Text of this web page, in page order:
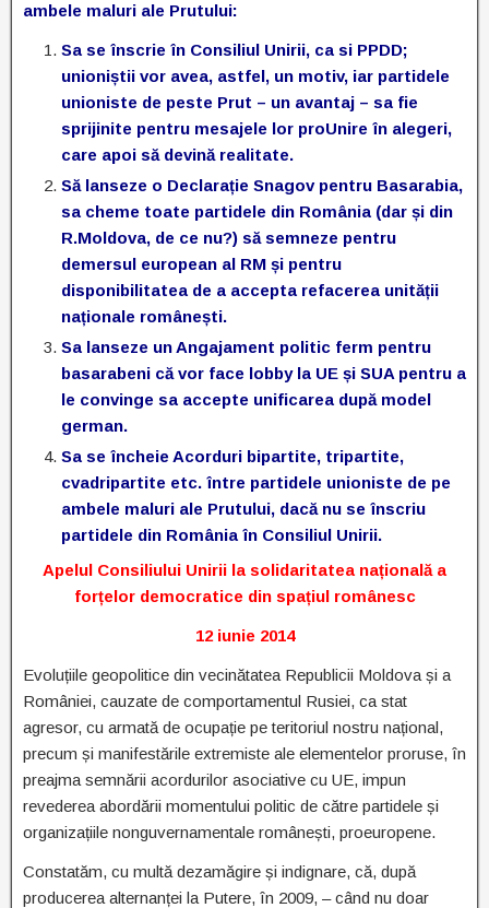
ambele maluri ale Prutului:
Sa se înscrie în Consiliul Unirii, ca si PPDD;
unioniștii vor avea, astfel, un motiv, iar partidele
unioniste de peste Prut – un avantaj – sa fie
sprijinite pentru mesajele lor proUnire în alegeri,
care apoi să devină realitate.
Să lanseze o Declarație Snagov pentru Basarabia,
sa cheme toate partidele din România (dar și din
R.Moldova, de ce nu?) să semneze pentru
demersul european al RM și pentru
disponibilitatea de a accepta refacerea unității
naționale românești.
Sa lanseze un Angajament politic ferm pentru
basarabeni că vor face lobby la UE și SUA pentru a
le convinge sa accepte unificarea după model
german.
Sa se încheie Acorduri bipartite, tripartite,
cvadripartite etc. între partidele unioniste de pe
ambele maluri ale Prutului, dacă nu se înscriu
partidele din România în Consiliul Unirii.
Apelul Consiliului Unirii la solidaritatea națională a
forțelor democratice din spațiul românesc
12 iunie 2014
Evoluțiile geopolitice din vecinătatea Republicii Moldova și a
României, cauzate de comportamentul Rusiei, ca stat
agresor, cu armată de ocupație pe teritoriul nostru național,
precum și manifestările extremiste ale elementelor proruse, în
preajma semnării acordurilor asociative cu UE, impun
revederea abordării momentului politic de către partidele și
organizațiile nonguvernamentale românești, proeuropene.
Constatăm, cu multă dezamăgire și indignare, că, după
producerea alternanței la Putere, în 2009, – când nu doar